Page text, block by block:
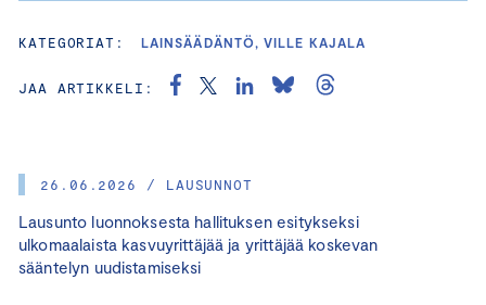
26.06.2026 / LAUSUNNOT
Lausunto luonnoksesta hallituksen esitykseksi
ulkomaalaista kasvuyrittäjää ja yrittäjää koskevan
sääntelyn uudistamiseksi
KATEGORIAT: LAINSÄÄDÄNTÖ, VILLE KAJALA
JAA ARTIKKELI: